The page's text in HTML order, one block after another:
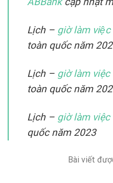
Lịch – giờ làm
toàn quốc năm
Lịch – giờ làm việc
toàn quốc năm
Lịch – giờ làm việc
quốc năm 2023
Bài viết